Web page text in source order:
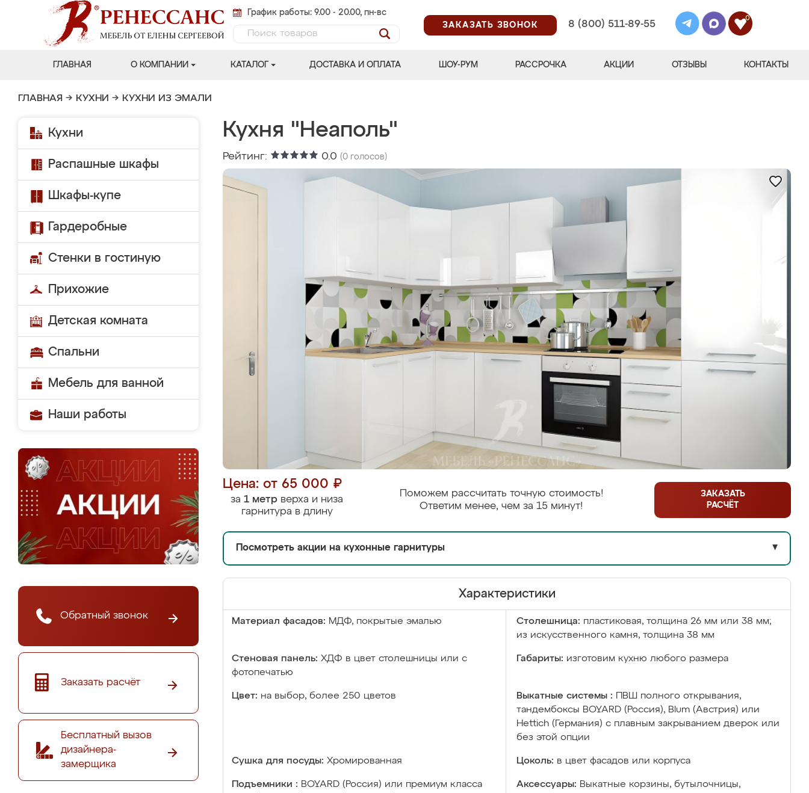
График работы: 9.00 - 20.00, пн-вс
ЗАКАЗАТЬ ЗВОНОК
8 (800) 511-89-55
0
ГЛАВНАЯ О КОМПАНИИ КАТАЛОГ ДОСТАВКА И ОПЛАТА ШОУ-РУМ РАССРОЧКА АКЦИИ ОТЗЫВЫ КОНТАКТЫ
ГЛАВНАЯ → КУХНИ → КУХНИ ИЗ ЭМАЛИ
Кухни
Распашные шкафы
Шкафы-купе
Гардеробные
Стенки в гостиную
Прихожие
Детская комната
Спальни
Мебель для ванной
Наши работы
Обратный звонок
Заказать расчёт
Бесплатный вызов
дизайнера-
замерщика
Кухня "Неаполь"
Рейтинг: 0.0 (0 голосов)
Цена: от 65 000 ₽
за 1 метр верха и низа
гарнитура в длину
Поможем рассчитать точную стоимость!
Ответим менее, чем за 15 минут!
ЗАКАЗАТЬ
РАСЧЁТ
Посмотреть акции на кухонные гарнитуры ▼
Характеристики
Материал фасадов: МДФ, покрытые эмалью Столешница: пластиковая, толщина 26 мм или 38 мм;
из искусственного камня, толщина 38 мм
Стеновая панель: ХДФ в цвет столешницы или с
фотопечатью
Габариты: изготовим кухню любого размера
Цвет: на выбор, более 250 цветов Выкатные системы :
ПВШ полного открывания,
тандембоксы BOYARD (Россия), Blum (Австрия) или
Hettich (Германия) с плавным закрыванием дверок или
без этой опции
Сушка для посуды: Хромированная Цоколь: в цвет фасадов или корпуса
Подъемники : BOYARD (Россия) или премиум класса
Аксессуары: Выкатные корзины, бутылочницы,